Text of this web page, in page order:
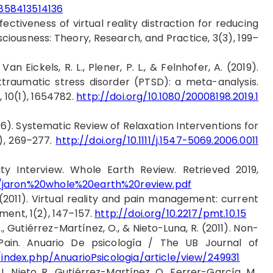
of virtual reality distraction for reducing
Theory, Research, and Practice, 3(3), 199–
Eickels, R. L., Plener, P. L., & Felnhofer, A. (2019).
stress disorder (PTSD): a meta-analysis.
1654782. http://doi.org/10.1080/20008198.2019.1
Systematic Review of Relaxation Interventions for
269–277. http://doi.org/10.1111/j.1547-5069.2006.0011
Interview. Whole Earth Review. Retrieved 2019,
(2011). Virtual reality and pain management: current
1(2), 147–157. http://doi.org/10.2217/pmt.10.15
Martínez, O., & Nieto-Luna, R. (2011). Non-
Anuario De psicología / The UB Journal of
AnuarioPsicologia/article/view/249931